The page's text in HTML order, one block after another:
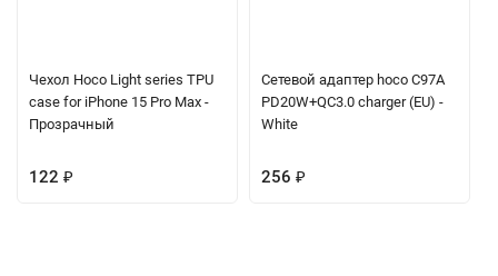
Чехол Hoco Light series TPU
case for iPhone 15 Pro Max -
Прозрачный
122 ₽
Сетевой адаптер hoco C97A
PD20W+QC3.0 charger (EU) -
White
256 ₽